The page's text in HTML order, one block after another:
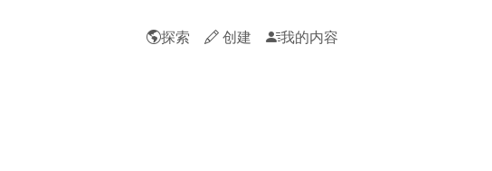
探索 创建 我的内容